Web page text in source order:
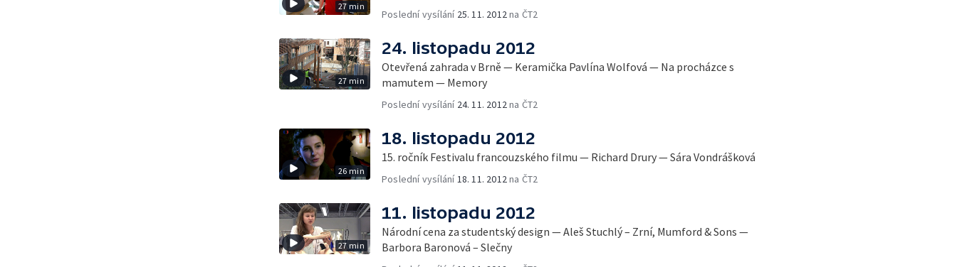
27 min
Poslední vysílání 25. 11. 2012na ČT2
27 min
24. listopadu 2012
Otevřená zahrada v Brně — Keramička Pavlína Wolfová — Na procházce s
mamutem — Memory
Poslední vysílání 24. 11. 2012na ČT2
26 min
18. listopadu 2012
15. ročník Festivalu francouzského filmu — Richard Drury — Sára Vondrášková
Poslední vysílání18. 11. 2012na ČT2
27 min
11. listopadu 2012
Národní cena za studentský design — Aleš Stuchlý – Zrní, Mumford & Sons —
Barbora Baronová – Slečny